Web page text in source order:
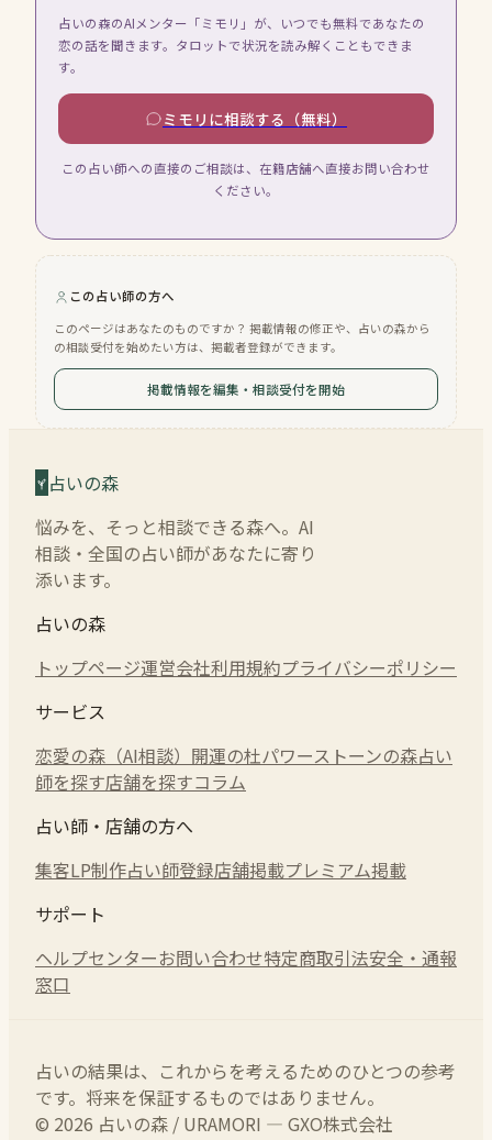
占いの森のAIメンター「ミモリ」が、いつでも無料であなたの
恋の話を聞きます。タロットで状況を読み解くこともできま
す。
ミモリに相談する（無料）
この占い師への直接のご相談は、在籍店舗へ直接お問い合わせ
ください。
この占い師の方へ
このページはあなたのものですか？ 掲載情報の修正や、占いの森から
の相談受付を始めたい方は、掲載者登録ができます。
掲載情報を編集・相談受付を開始
占いの森
悩みを、そっと相談できる森へ。AI
相談・全国の占い師があなたに寄り
添います。
占いの森
トップページ運営会社利用規約プライバシーポリシー
サービス
恋愛の森（AI相談） 開運の杜パワーストーンの森占い
師を探す店舗を探すコラム
占い師・店舗の方へ
集客LP制作占い師登録店舗掲載プレミアム掲載
サポート
ヘルプセンターお問い合わせ特定商取引法安全・通報
窓口
占いの結果は、これからを考えるためのひとつの参考
です。将来を保証するものではありません。
© 2026 占いの森 / URAMORI — GXO株式会社